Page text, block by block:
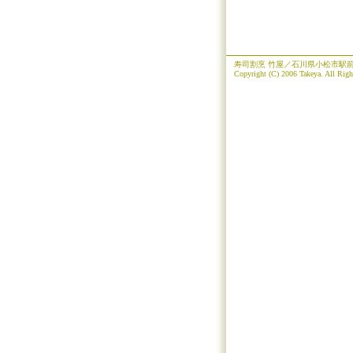
寿司割烹 竹屋／石川県小松市駅
Copyright (C) 2006 Takeya. All